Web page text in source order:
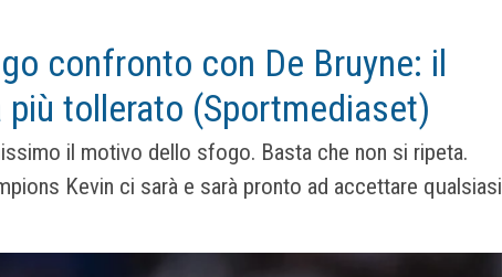
confronto con De Bruyne: il
tollerato (Sportmediaset)
il motivo dello sfogo. Basta che non si ripeta.
Kevin ci sarà e sarà pronto ad accettare qualsiasi